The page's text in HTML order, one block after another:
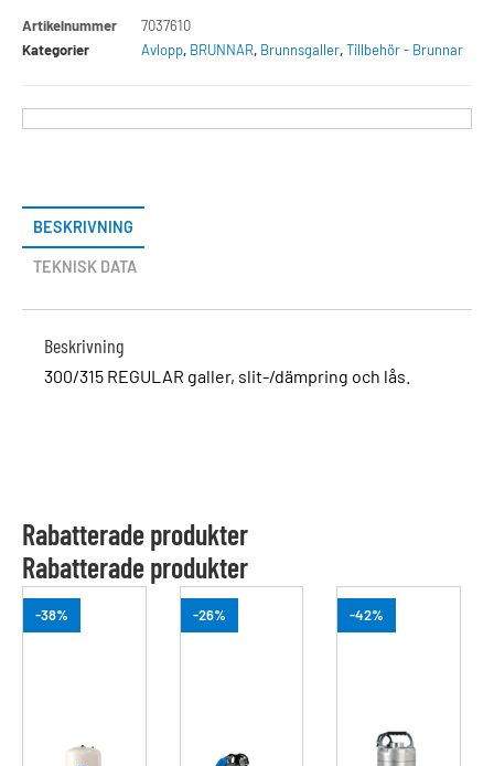
Artikelnummer
7037610
Kategorier
Avlopp, BRUNNAR, Brunnsgaller,Tillbehör - Brunnar
BESKRIVNING
TEKNISK DATA
Beskrivning
300/315 REGULAR galler, slit-/dämpring och lås.
Rabatterade produkter
Rabatterade produkter
-38% -26% -42%